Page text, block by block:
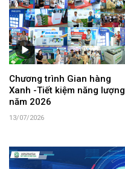
Chương trình Gian hàng
Xanh -Tiết kiệm năng lượng
năm 2026
13/07/2026